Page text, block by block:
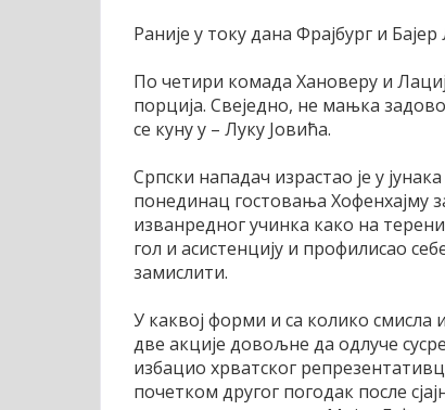
Раније у току дана Фрајбург и
По четири комада Хановеру и
порција. Свеједно, не мањка
се куну у – Луку Јовића.
Српски нападач израстао је у
понединац гостовања Хофенхајму
изванредног учинка како на
гол и асистенцију и профилисао
замислити.
У каквој форми и са колико смисла
две акције довољне да одлуче
избацио хрватског
почетком другог погодак после